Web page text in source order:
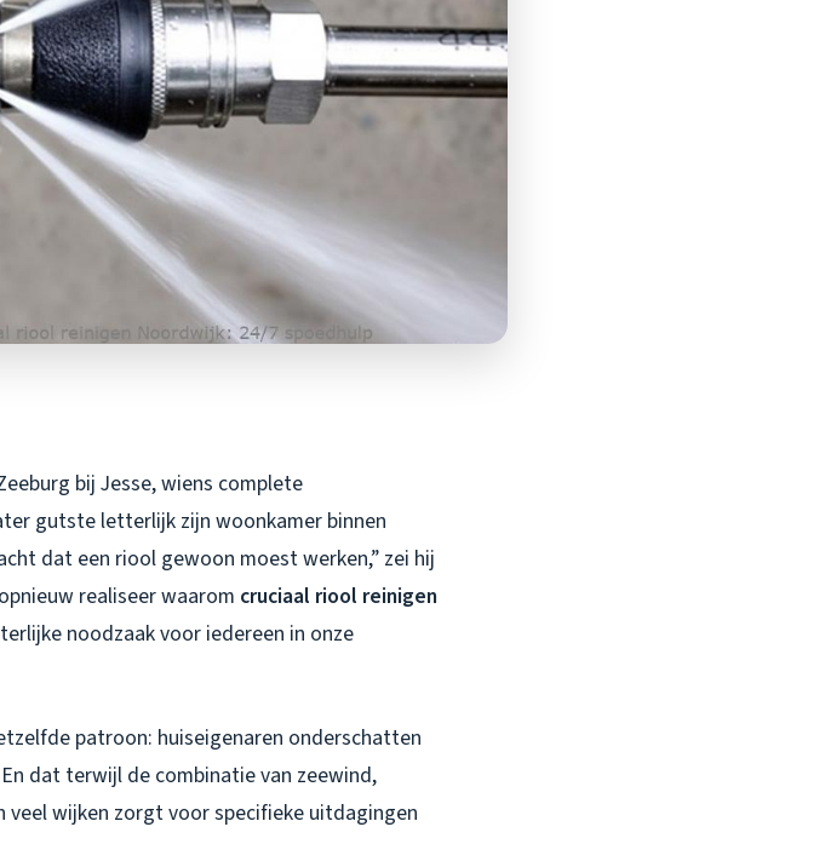
bij Jesse, wiens complete
gutste letterlijk zijn woonkamer binnen
dat een riool gewoon moest werken,” zei hij
realiseer waarom cruciaal riool reinigen
noodzaak voor iedereen in onze
patroon: huiseigenaren onderschatten
dat terwijl de combinatie van zeewind,
wijken zorgt voor specifieke uitdagingen